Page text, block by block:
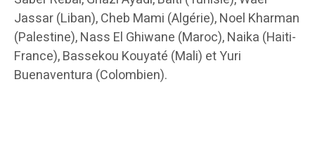
Jassar (Liban), Cheb Mami (Algérie), Noel Kharman
(Palestine), Nass El Ghiwane (Maroc), Naika (Haiti-
France), Bassekou Kouyaté (Mali) et Yuri
Buenaventura (Colombien).